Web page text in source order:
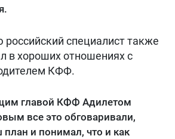
российский специалист также
в хороших отношениях с
КФФ.
главой КФФ Адилетом
все это обговаривали,
план и понимал, что и как